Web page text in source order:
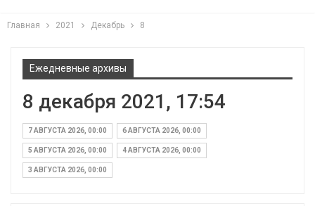
Главная 2021 Декабрь 8
Ежедневные архивы
8 декабря 2021, 17:54
7 АВГУСТА 2026, 00:00 6 АВГУСТА 2026, 00:00
5 АВГУСТА 2026, 00:00 4 АВГУСТА 2026, 00:00
3 АВГУСТА 2026, 00:00